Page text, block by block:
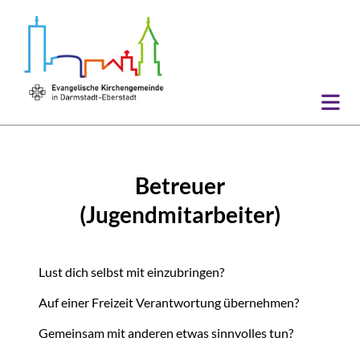
Betreuer
(Jugendmitarbeiter)
Lust dich selbst mit einzubringen?
Auf einer Freizeit Verantwortung übernehmen?
Gemeinsam mit anderen etwas sinnvolles tun?